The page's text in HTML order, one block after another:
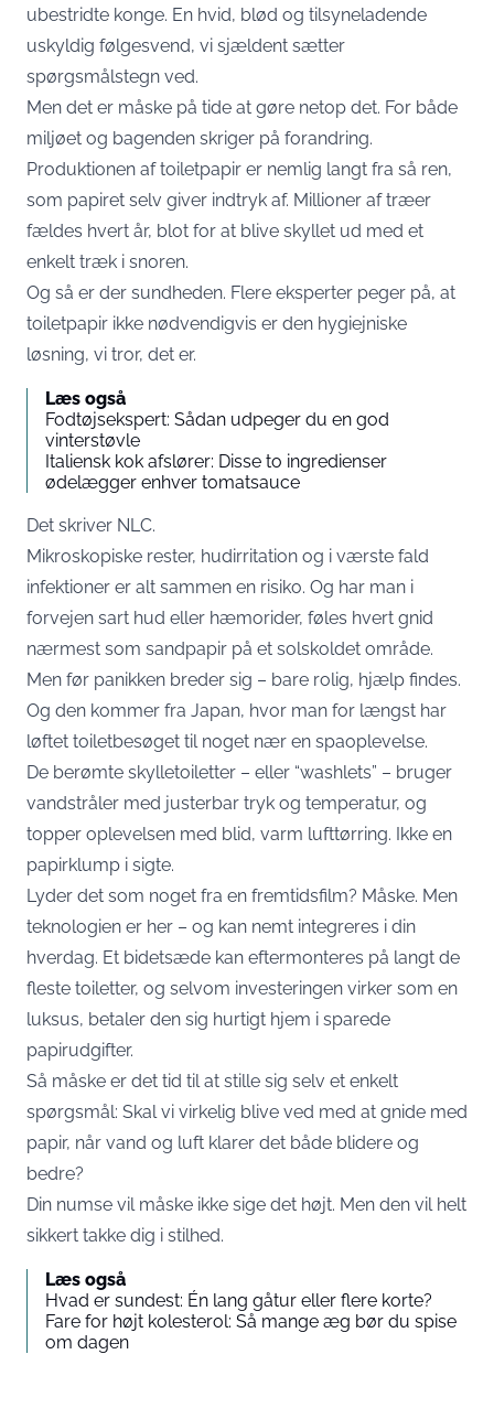
ubestridte konge. En hvid, blød og tilsyneladende
uskyldig følgesvend, vi sjældent sætter
spørgsmålstegn ved.
Men det er måske på tide at gøre netop det. For både
miljøet og bagenden skriger på forandring.
Produktionen af toiletpapir er nemlig langt fra så ren,
som papiret selv giver indtryk af. Millioner af træer
fældes hvert år, blot for at blive skyllet ud med et
enkelt træk i snoren.
Og så er der sundheden. Flere eksperter peger på, at
toiletpapir ikke nødvendigvis er den hygiejniske
løsning, vi tror, det er.
Læs også
Fodtøjsekspert: Sådan udpeger du en god
vinterstøvle
Italiensk kok afslører: Disse to ingredienser
ødelægger enhver tomatsauce
Det skriver NLC.
Mikroskopiske rester, hudirritation og i værste fald
infektioner er alt sammen en risiko. Og har man i
forvejen sart hud eller hæmorider, føles hvert gnid
nærmest som sandpapir på et solskoldet område.
Men før panikken breder sig – bare rolig, hjælp findes.
Og den kommer fra Japan, hvor man for længst har
løftet toiletbesøget til noget nær en spaoplevelse.
De berømte skylletoiletter – eller “washlets” – bruger
vandstråler med justerbar tryk og temperatur, og
topper oplevelsen med blid, varm lufttørring. Ikke en
papirklump i sigte.
Lyder det som noget fra en fremtidsfilm? Måske. Men
teknologien er her – og kan nemt integreres i din
hverdag. Et bidetsæde kan eftermonteres på langt de
fleste toiletter, og selvom investeringen virker som en
luksus, betaler den sig hurtigt hjem i sparede
papirudgifter.
Så måske er det tid til at stille sig selv et enkelt
spørgsmål: Skal vi virkelig blive ved med at gnide med
papir, når vand og luft klarer det både blidere og
bedre?
Din numse vil måske ikke sige det højt. Men den vil helt
sikkert takke dig i stilhed.
Læs også
Hvad er sundest: Én lang gåtur eller flere korte?
Fare for højt kolesterol: Så mange æg bør du spise
om dagen